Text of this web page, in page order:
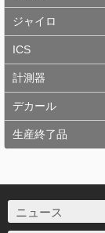
ジャイロ
ICS
計測器
デカール
生産終了品
ニュース